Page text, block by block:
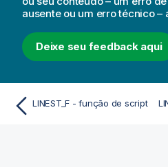
ausente ou um erro técnico –
Deixe seu feedback aqui
LINEST_F - função de script